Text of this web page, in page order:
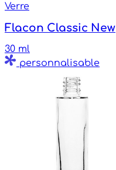
Verre
Flacon Classic New
30 ml
personnalisable